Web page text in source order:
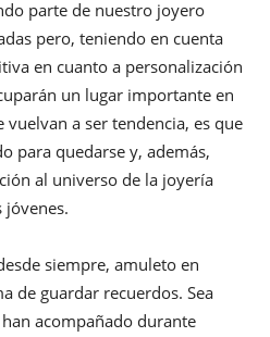
parte de nuestro joyero
pero, teniendo en cuenta
en cuanto a personalización
un lugar importante en
a ser tendencia, es que
para quedarse y, además,
al universo de la joyería
jóvenes.
siempre, amuleto en
de guardar recuerdos. Sea
acompañado durante